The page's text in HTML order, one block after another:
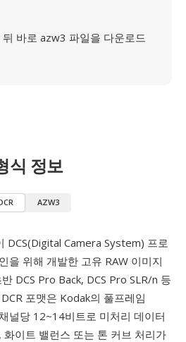
바로 azw3 파일을 다운로드
식 정보
AZW3
DCS(Digital Camera System) 프로
을 위해 개발한 고유 RAW 이미지
DCS Pro Back, DCS Pro SLR/n 등
포맷은 Kodak의 풀프레임
널당 12~14비트로 미처리 데이터
이트 밸런스 또는 톤 커브 처리가